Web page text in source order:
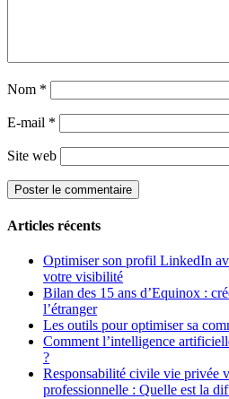
Nom *
E-mail *
Site web
Articles récents
Optimiser son profil LinkedIn
votre visibilité
Bilan des 15 ans d’Equinox :
l’étranger
Les outils pour optimiser sa
Comment l’intelligence
?
Responsabilité civile vie privée
professionnelle : Quelle est la